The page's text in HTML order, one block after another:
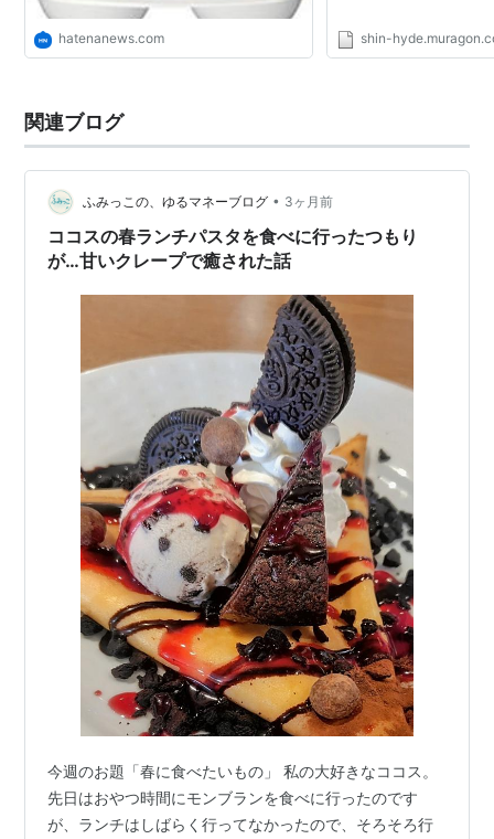
hatenanews.com shin-
関連ブログ
ふみっこの、ゆるマネーブログ • 3ヶ月前
ココスの春ランチパスタを食べに行ったつもり
が…甘いクレープで癒された話
今週のお題「春に食べたいもの」 私の大好きなココス。
先日はおやつ時間にモンブランを食べに行ったのです
が、ランチはしばらく行ってなかったので、そろそろ行